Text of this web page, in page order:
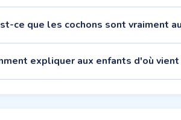
ce que les cochons sont vraiment
expliquer aux enfants d'où